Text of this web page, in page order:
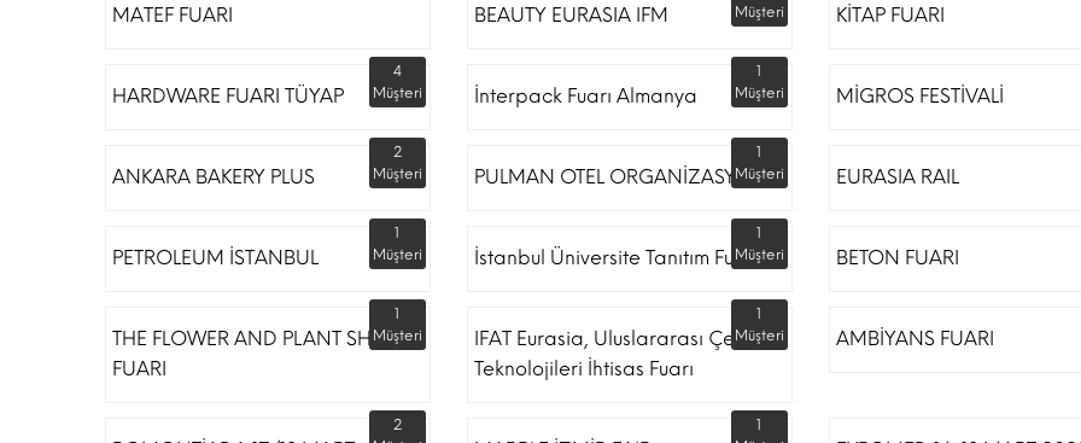
MATEF FUARI BEAUTY EURASIA IFM
Müşteri
KİTAP FUARI
HARDWARE FUARI TÜYAP
4
Müşteri
İnterpack Fuarı Almanya
1
Müşteri
MİGROS FESTİVALİ
ANKARA BAKERY PLUS
2
Müşteri
PULMAN OTEL ORGANİZASYON
1
Müşteri
EURASIA RAIL
PETROLEUM İSTANBUL
1
Müşteri
İstanbul Üniversite Tanıtım Fuarı
1
Müşteri
BETON FUARI
THE FLOWER AND PLANT SHOW
FUARI
1
Müşteri
IFAT Eurasia, Uluslararası Çevre
Teknolojileri İhtisas Fuarı
1
Müşteri
AMBİYANS FUARI
2
1